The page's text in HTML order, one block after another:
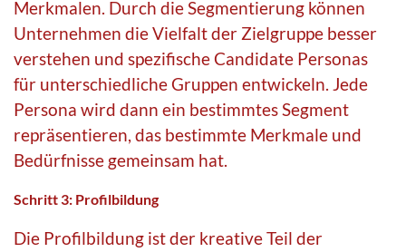
Merkmalen. Durch die Segmentierung können
Unternehmen die Vielfalt der Zielgruppe besser
verstehen und spezifische Candidate Personas
für unterschiedliche Gruppen entwickeln. Jede
Persona wird dann ein bestimmtes Segment
repräsentieren, das bestimmte Merkmale und
Bedürfnisse gemeinsam hat.
Schritt 3: Profilbildung
Die Profilbildung ist der kreative Teil der